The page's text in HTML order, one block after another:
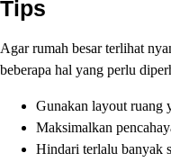
Tips
Agar rumah besar terlihat
beberapa hal yang perlu
Gunakan layout ruang
Maksimalkan
Hindari terlalu banyak